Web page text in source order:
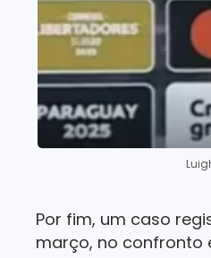
Por fim, um caso
março, no confronto